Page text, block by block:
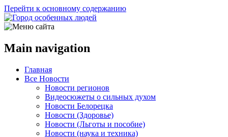
Перейти к основному содержанию
Main navigation
Главная
Все Новости
Новости регионов
Видеосюжеты о сильных духом
Новости Белорецка
Новости (Здоровье)
Новости (Льготы и пособие)
Новости (наука и техника)